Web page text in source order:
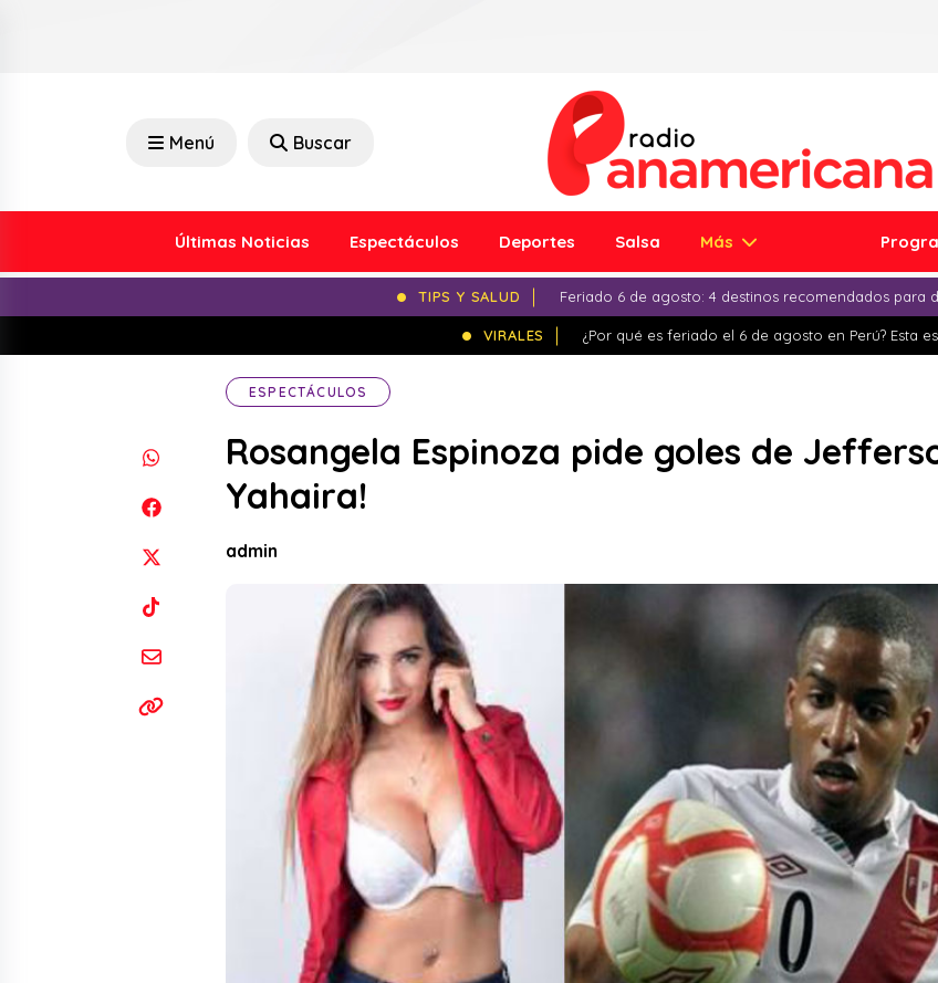
Menú Buscar
Últimas Noticias Espectáculos Deportes Salsa Más
TIPS Y SALUD Feriado 6 de agosto: 4 destinos recomendados para
VIRALES ¿Por qué es feriado el 6 de agosto en Perú? Esta
ESPECTÁCULOS
Rosangela Espinoza pide goles de
Yahaira!
admin